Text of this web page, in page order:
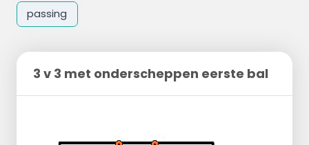
passing
3 v 3 met onderscheppen eerste bal